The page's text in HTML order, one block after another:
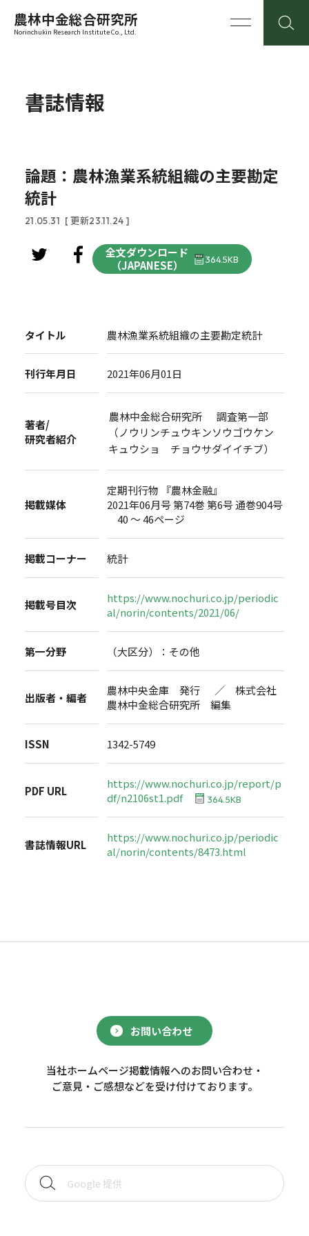
農林中金総合研究所
Norinchukin Research Institute Co., Ltd.
書誌情報
論題：農林漁業系統組織の主要勘定
統計
21.05.31 [ 更新23.11.24 ]
全文ダウンロード
（JAPANESE）
364.5KB
タイトル 農林漁業系統組織の主要勘定統計
刊行年月日 2021年06月01日
著者/
研究者紹介
農林中金総合研究所 調査第一部
（ノウリンチュウキンソウゴウケン
キュウショ チョウサダイイチブ）
掲載媒体
定期刊行物 『農林金融』
2021年06月号 第74巻 第6号 通巻904号
40 ～ 46ページ
掲載コーナー 統計
掲載号目次
https://www.nochuri.co.jp/periodic
al/norin/contents/2021/06/
第一分野 （大区分）：その他
出版者・編者
農林中央金庫 発行 ／ 株式会社
農林中金総合研究所 編集
ISSN 1342-5749
PDF URL
https://www.nochuri.co.jp/report/p
df/n2106st1.pdf
364.5KB
書誌情報URL
https://www.nochuri.co.jp/periodic
al/norin/contents/8473.html
お問い合わせ
当社ホームページ掲載情報へのお問い合わせ・
ご意見・ご感想などを受け付けております。